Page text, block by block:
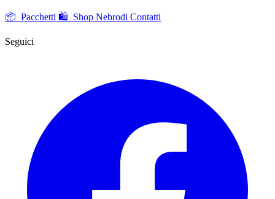
📦 Pacchetti 🛍️ Shop Nebrodi Contatti
Seguici